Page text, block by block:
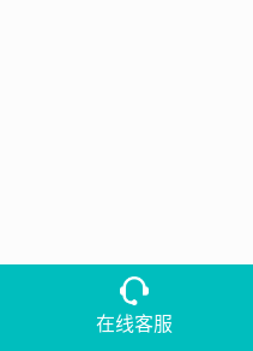
在线客服